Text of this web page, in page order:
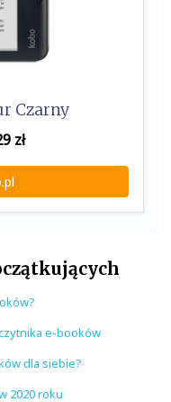
Czarny
zł
e-booków
dla siebie?
2020 roku